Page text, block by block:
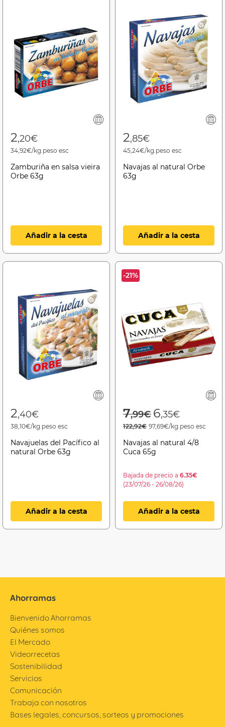
2,20€
34,92€/kg.peso esc
Zamburiña en salsa vieira
Orbe 63g
Añadir a la cesta
2,85€
45,24€/kg.peso esc
Navajas al natural Orbe
63g
Añadir a la cesta
2,40€
38,10€/kg.peso esc
Navajuelas del Pacífico al
natural Orbe 63g
Añadir a la cesta
-21%
Price reduced
7,99€to
6,35€
122,92€ 97,69€/kg.peso esc
Navajas al natural 4/8
Cuca 65g
Bajada de precio a 6.35€
(23/07/26 - 26/08/26)
Añadir a la cesta
Ahorramas
Bienvenido Ahorramas
Quiénes somos
El Mercado
Videorrecetas
Sostenibilidad
Servicios
Comunicación
Trabaja con nosotros
Bases legales, concursos, sorteos y promociones